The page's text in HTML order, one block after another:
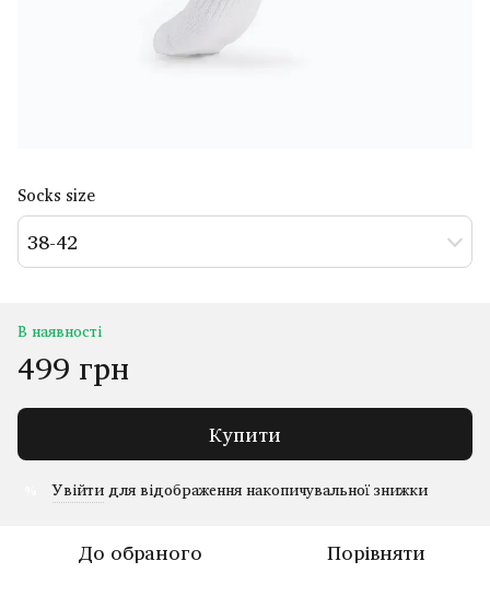
Socks size
38-42
В наявності
499 грн
Купити
Увійтидля відображення накопичувальної знижки
До обраного Порівняти